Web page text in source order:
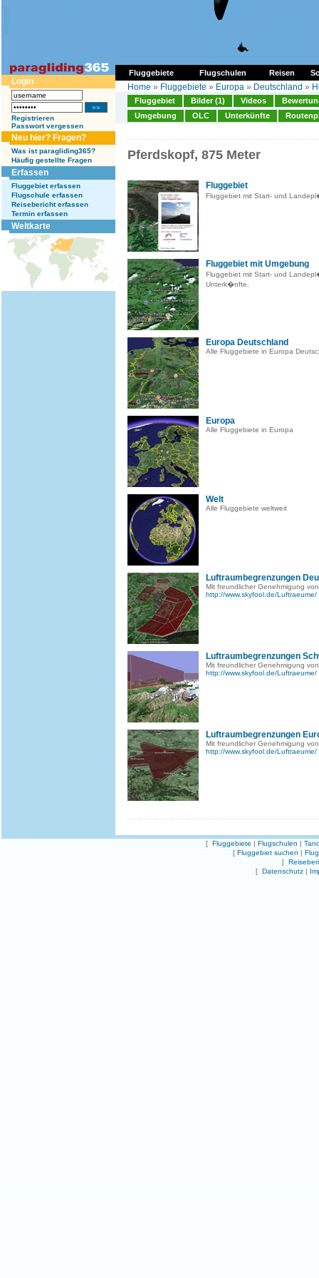
Fluggebiete Flugschulen Reisen
Login
Registrieren
Passwort vergessen
Neu hier? Fragen?
Was ist paragliding365?
Häufig gestellte Fragen
Erfassen
Fluggebiet erfassen
Flugschule erfassen
Reisebericht erfassen
Termin erfassen
Weltkarte
Home » Fluggebiete » Europa » Deutschland »
Fluggebiet Bilder (1) Videos
Umgebung
OLC Unterkünfte
Pferdskopf, 875 Meter
Fluggebiet
Fluggebiet mit Start- und
Fluggebiet mit Umgebung
Fluggebiet mit Start- und
Unterk�nfte.
Europa Deutschland
Alle Fluggebiete in Europa
Europa
Alle Fluggebiete in Europa
Welt
Alle Fluggebiete weltweit
Luftraumbegrenzungen
Mit freundlicher Genehmigung
http://www.skyfool.de/Luftraeume/
Luftraumbegrenzungen
Mit freundlicher Genehmigung
http://www.skyfool.de/Luftraeume/
Luftraumbegrenzungen
Mit freundlicher Genehmigung
http://www.skyfool.de/Luftraeume/
[ Fluggebiete | Flugschulen |
[ Fluggebiet suchen |
[
[ Datenschutz |